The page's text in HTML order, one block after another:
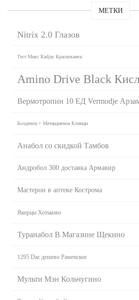
МЕТКИ
Nitrix 2.0 Глазов
Тест Микс Radjay Краснокамск
Amino Drive Black
Вермотропин 10 ЕД Vermodje
Болденон + Метандиенон Клинцы
Анабол со скидкой Тамбов
Андробол 300 доставка Армавир
Мастерон в аптеке Кострома
Якорцы Хотьково
Туранабол В Магазине Щекино
1295 Dac дешево Раменское
Мульти Мэн Кольчугино